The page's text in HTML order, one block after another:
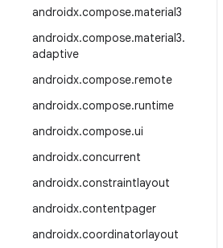
androidx.compose.material3
androidx.compose.material3.
adaptive
androidx.compose.remote
androidx.compose.runtime
androidx.compose.ui
androidx.concurrent
androidx.constraintlayout
androidx.contentpager
androidx.coordinatorlayout